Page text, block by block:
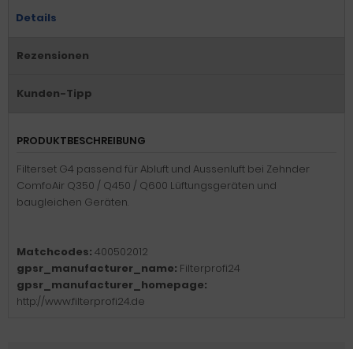
Details
Rezensionen
Kunden-Tipp
PRODUKTBESCHREIBUNG
Filterset G4 passend für Abluft und Aussenluft bei Zehnder
ComfoAir Q350 / Q450 / Q600 Lüftungsgeräten und
baugleichen Geräten.
Matchcodes: 400502012
gpsr_manufacturer_name: Filterprofi24
gpsr_manufacturer_homepage:
http://www.filterprofi24.de